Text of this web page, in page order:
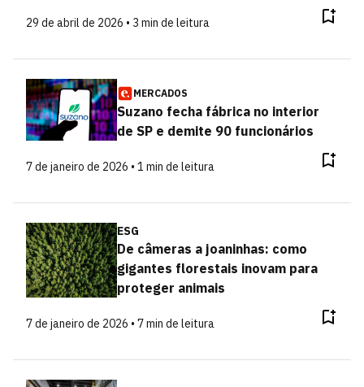
29 de abril de 2026 • 3 min de leitura
MERCADOS
Suzano fecha fábrica no interior
de SP e demite 90 funcionários
7 de janeiro de 2026 • 1 min de leitura
ESG
De câmeras a joaninhas: como
gigantes florestais inovam para
proteger animais
7 de janeiro de 2026 • 7 min de leitura